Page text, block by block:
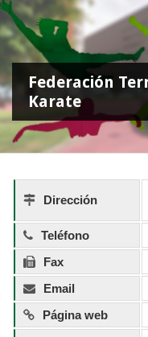
Federación
Karate
Dirección
Teléfono
Fax
Email
Página web